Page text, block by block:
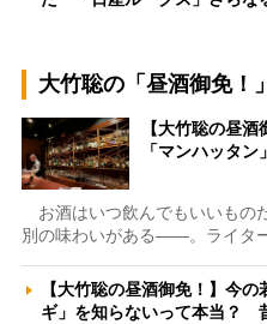
大竹聡の「昼酒御免！」
【大竹聡の昼
「マンハッタ
お酒はいつ飲んでもいいもの
別の味わいがある――。ライタ
【大竹聡の昼酒御免！】今
ギ」を知らないって本当？